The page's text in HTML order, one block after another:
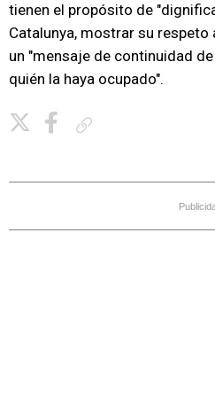
tienen el propósito de
Catalunya, mostrar su
un "mensaje de continuidad
quién la haya ocupado".